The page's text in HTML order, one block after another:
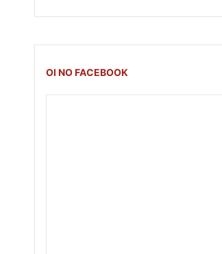
OI NO FACEBOOK